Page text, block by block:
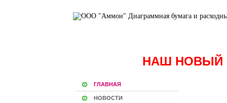
НАШ НОВЫЙ
ГЛАВНАЯ
НОВОСТИ